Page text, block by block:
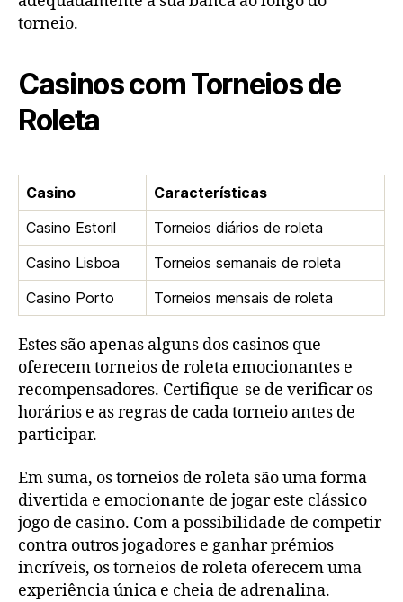
torneio.
Casinos com Torneios de
Roleta
Casino
Características
Casino Estoril
Torneios diários de roleta
Casino Lisboa
Torneios semanais de roleta
Casino Porto
Torneios mensais de roleta
Estes são apenas alguns dos casinos que
oferecem torneios de roleta emocionantes e
recompensadores. Certifique-se de verificar os
horários e as regras de cada torneio antes de
participar.
Em suma, os torneios de roleta são uma forma
divertida e emocionante de jogar este clássico
jogo de casino. Com a possibilidade de competir
contra outros jogadores e ganhar prémios
incríveis, os torneios de roleta oferecem uma
experiência única e cheia de adrenalina.